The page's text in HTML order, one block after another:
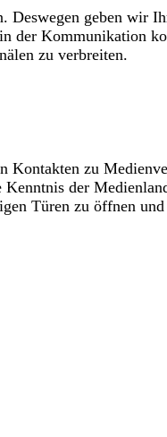
geben wir
der Kommunikation
zu verbreiten.
zu
der
Türen zu öffnen